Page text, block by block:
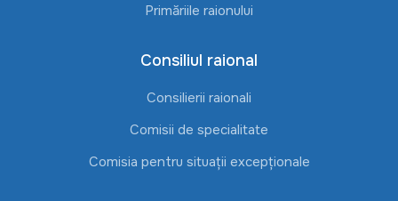
Primăriile raionului
Consiliul raional
Consilierii raionali
Comisii de specialitate
Comisia pentru situații excepționale